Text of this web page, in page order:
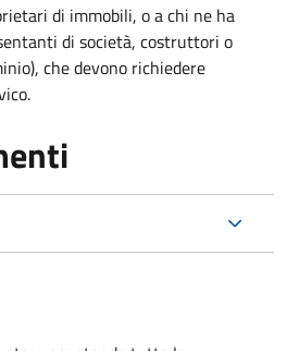
di immobili, o a chi ne ha
di società, costruttori o
che devono richiedere